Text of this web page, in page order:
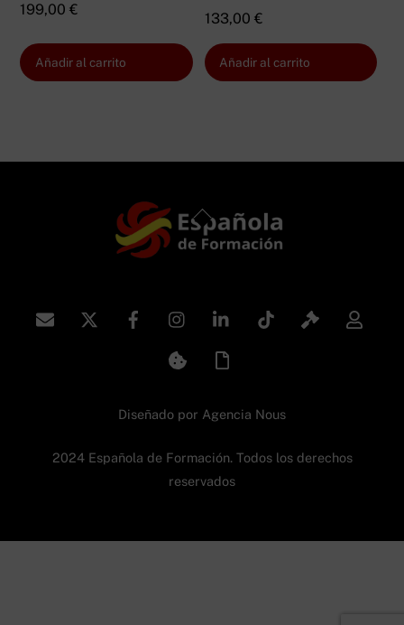
199,00€
Añadir al carrito
133,00 €
Añadir al carrito
Back
To
Diseñado por Agencia Nous
2024 Española de Formación. Todos los derechos
reservados